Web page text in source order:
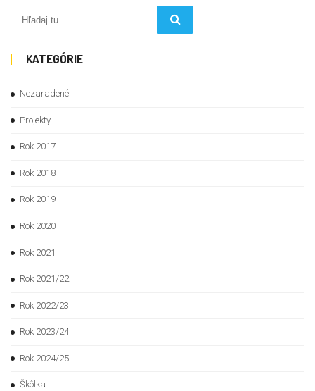
KATEGÓRIE
Nezaradené
Projekty
Rok 2017
Rok 2018
Rok 2019
Rok 2020
Rok 2021
Rok 2021/22
Rok 2022/23
Rok 2023/24
Rok 2024/25
Škôlka